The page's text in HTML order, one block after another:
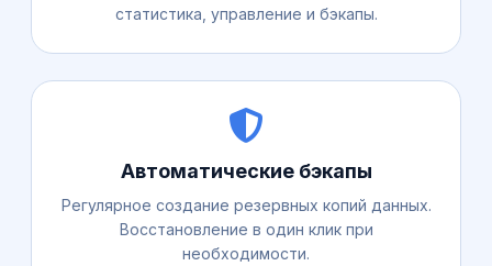
статистика, управление и бэкапы.
Автоматические бэкапы
Регулярное создание резервных копий данных.
Восстановление в один клик при
необходимости.